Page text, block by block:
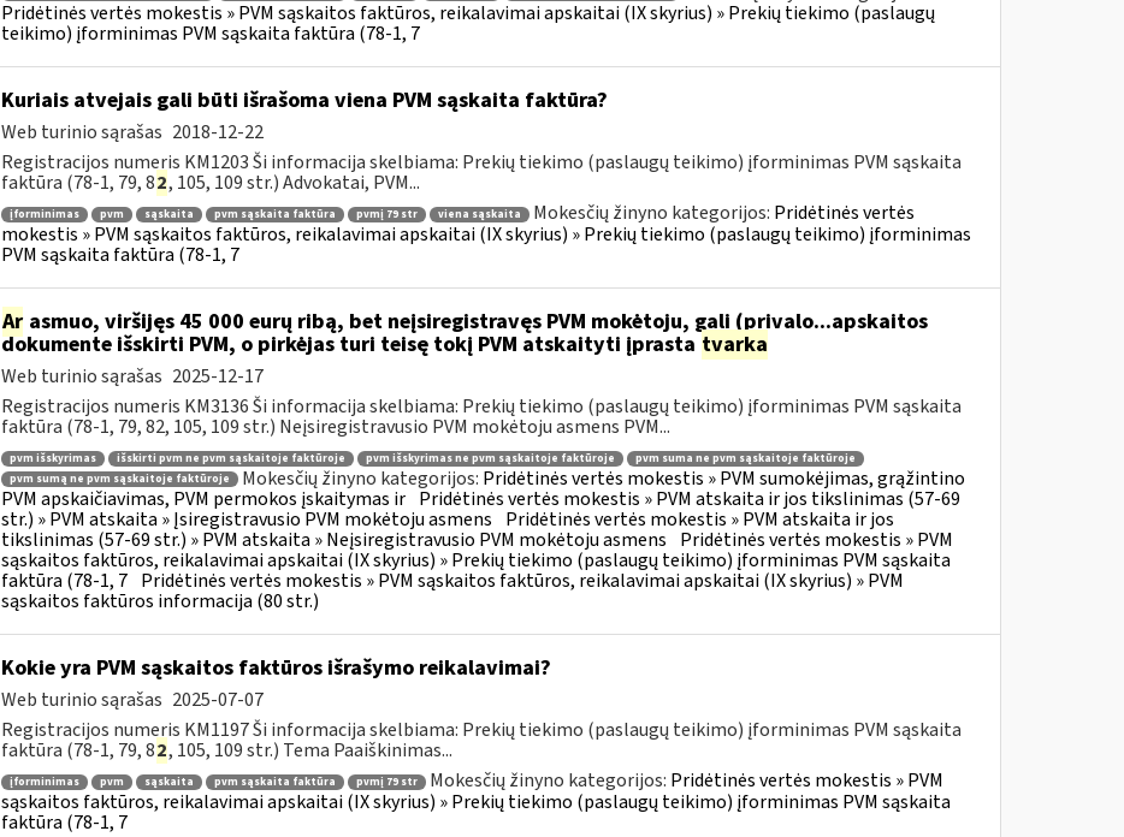
Pridėtinės vertės mokestis » PVM sąskaitos faktūros, reikalavimai apskaitai (IX skyrius) » Prekių tiekimo (paslaugų
teikimo) įforminimas PVM sąskaita faktūra (78-1, 7
Kuriais atvejais gali būti išrašoma viena PVM sąskaita faktūra?
Web turinio sąrašas 2018-12-22
Registracijos numeris KM1203 Ši informacija skelbiama: Prekių tiekimo (paslaugų teikimo) įforminimas PVM sąskaita
faktūra (78-1, 79, 82, 105, 109 str.) Advokatai, PVM...
įforminimas pvm sąskaita pvm sąskaita faktūra pvmį 79 str viena sąskaita Mokesčių žinyno kategorijos: Pridėtinės vertės
mokestis » PVM sąskaitos faktūros, reikalavimai apskaitai (IX skyrius) » Prekių tiekimo (paslaugų teikimo) įforminimas
PVM sąskaita faktūra (78-1, 7
Arasmuo, viršijęs 45 000 eurų ribą, bet neįsiregistravęs PVM mokėtoju, gali (privalo...apskaitos
dokumente išskirti PVM, o pirkėjas turi teisę tokį PVM atskaityti įprasta tvarka
Web turinio sąrašas 2025-12-17
Registracijos numeris KM3136 Ši informacija skelbiama: Prekių tiekimo (paslaugų teikimo) įforminimas PVM sąskaita
faktūra (78-1, 79, 82, 105, 109 str.) Neįsiregistravusio PVM mokėtoju asmens PVM...
pvm išskyrimas išskirti pvm ne pvm sąskaitoje faktūroje pvm išskyrimas ne pvm sąskaitoje faktūroje
pvm suma ne pvm sąskaitoje faktūroje
pvm sumą ne pvm sąskaitoje faktūroje
Mokesčių žinyno kategorijos: Pridėtinės vertės mokestis » PVM sumokėjimas, grąžintino
PVM apskaičiavimas, PVM permokos įskaitymas ir Pridėtinės vertės mokestis » PVM atskaita ir jos tikslinimas (57-69
str.) » PVM atskaita » Įsiregistravusio PVM mokėtoju asmens Pridėtinės vertės mokestis » PVM atskaita ir jos
tikslinimas (57-69 str.) » PVM atskaita » Neįsiregistravusio PVM mokėtoju asmens Pridėtinės vertės mokestis » PVM
sąskaitos faktūros, reikalavimai apskaitai (IX skyrius) » Prekių tiekimo (paslaugų teikimo) įforminimas PVM sąskaita
faktūra (78-1, 7 Pridėtinės vertės mokestis » PVM sąskaitos faktūros, reikalavimai apskaitai (IX skyrius) » PVM
sąskaitos faktūros informacija (80 str.)
Kokie yra PVM sąskaitos faktūros išrašymo reikalavimai?
Web turinio sąrašas 2025-07-07
Registracijos numeris KM1197 Ši informacija skelbiama: Prekių tiekimo (paslaugų teikimo) įforminimas PVM sąskaita
faktūra (78-1, 79, 82, 105, 109 str.) Tema Paaiškinimas...
įforminimas pvm sąskaita pvm sąskaita faktūra pvmį 79 str Mokesčių žinyno kategorijos: Pridėtinės vertės mokestis » PVM
sąskaitos faktūros, reikalavimai apskaitai (IX skyrius) » Prekių tiekimo (paslaugų teikimo) įforminimas PVM sąskaita
faktūra (78-1, 7